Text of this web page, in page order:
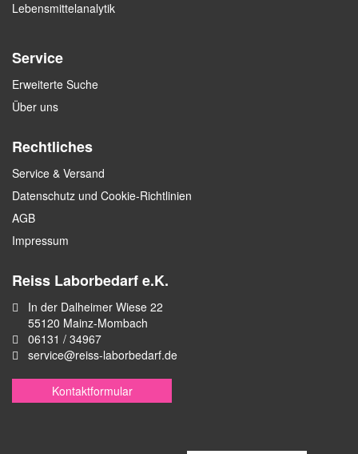
Lebensmittelanalytik
Service
Erweiterte Suche
Über uns
Rechtliches
Service & Versand
Datenschutz und Cookie-Richtlinien
AGB
Impressum
Reiss Laborbedarf e.K.
In der Dalheimer Wiese 22
55120 Mainz-Mombach
06131 / 34967
service@reiss-laborbedarf.de
Kontaktformular